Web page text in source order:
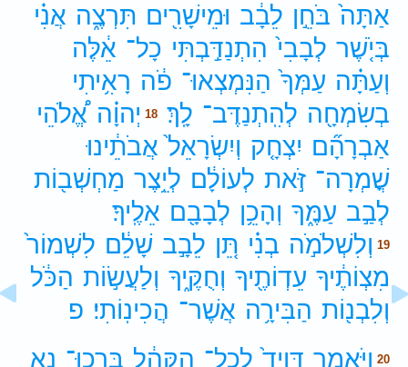
אַתָּה֙ בֹּחֵ֣ן לֵבָ֔ב וּמֵישָׁרִ֖ים תִּרְצֶ֑ה אֲנִ֗י
בְּיֹ֤שֶׁר לְבָבִי֙ הִתְנַדַּ֣בְתִּי כָל־ אֵ֔לֶּה
וְעַתָּ֗ה עַמְּךָ֙ הַנִּמְצְאוּ־ פֹ֔ה רָאִ֥יתִי
בְשִׂמְחָ֖ה לְהִֽתְנַדֶּב־ לָֽךְ׃ 18 יְהוָ֗ה אֱ֠לֹהֵי
אַבְרָהָ֞ם יִצְחָ֤ק וְיִשְׂרָאֵל֙ אֲבֹתֵ֔ינוּ
שֳׁמְרָה־ זֹּ֣את לְעוֹלָ֔ם לְיֵ֥צֶר מַחְשְׁב֖וֹת
לְבַ֣ב עַמֶּ֑ךָ וְהָכֵ֥ן לְבָבָ֖ם אֵלֶֽיךָ׃
19 וְלִשְׁלֹמֹ֣ה בְנִ֗י תֵּ֚ן לֵבָ֣ב שָׁלֵ֔ם לִשְׁמוֹר֙
מִצְוֹתֶ֔יךָ עֵדְוֹתֶ֖יךָ וְחֻקֶּ֑יךָ וְלַעֲשׂ֣וֹת הַכֹּ֔ל
וְלִבְנ֖וֹת הַבִּירָ֥ה אֲשֶׁר־ הֲכִינֽוֹתִי׃ פ
20 וַיֹּ֤אמֶר דָּוִיד֙ לְכָל־ הַקָּהָ֔ל בָּֽרְכוּ־ נָ֖א